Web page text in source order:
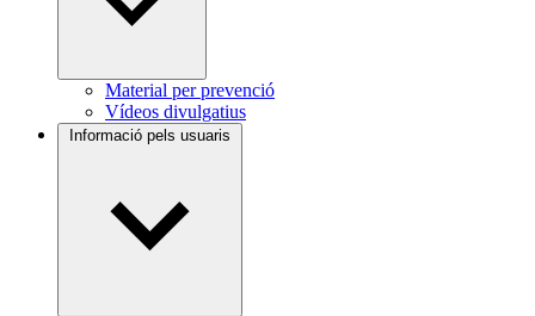
Material per prevenció
Vídeos divulgatius
Informació pels usuaris